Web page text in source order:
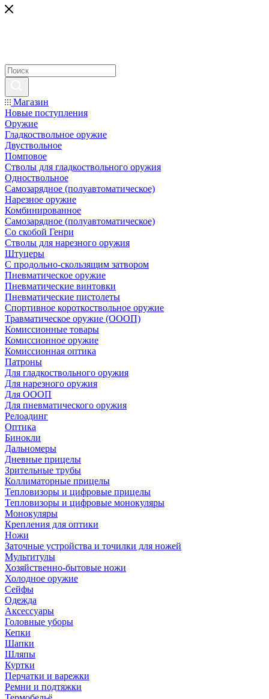
Магазин
Новые поступления
Оружие
Гладкоствольное оружие
Двуствольное
Помповое
Стволы для гладкоствольного оружия
Одноствольное
Самозарядное (полуавтоматическое)
Нарезное оружие
Комбинированное
Самозарядное (полуавтоматическое)
Со скобой Генри
Стволы для нарезного оружия
Штуцеры
С продольно-скользящим затвором
Пневматическое оружие
Пневматические винтовки
Пневматические пистолеты
Спортивное короткоствольное оружие
Травматическое оружие (ОООП)
Комиссионные товары
Комиссионное оружие
Комиссионная оптика
Патроны
Для гладкоствольного оружия
Для нарезного оружия
Для ОООП
Для пневматического оружия
Релоадинг
Оптика
Бинокли
Дальномеры
Дневные прицелы
Зрительные трубы
Коллиматорные прицелы
Тепловизоры и цифровые прицелы
Тепловизоры и цифровые монокуляры
Монокуляры
Крепления для оптики
Ножи
Заточные устройства и точилки для ножей
Мультитулы
Хозяйственно-бытовые ножи
Холодное оружие
Сейфы
Одежда
Аксессуары
Головные уборы
Кепки
Шапки
Шляпы
Куртки
Перчатки и варежки
Ремни и подтяжки